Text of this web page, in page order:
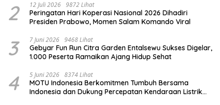
2 12 Juli 2026 9872 Lihat
Peringatan Hari Koperasi Nasional 2026 Dihadiri
Presiden Prabowo, Momen Salam Komando Viral
3 7 Juni 2026 9468 Lihat
Gebyar Fun Run Citra Garden Entalsewu Sukses Digelar,
1.000 Peserta Ramaikan Ajang Hidup Sehat
4 5 Juni 2026 8374 Lihat
MOTU Indonesia Berkomitmen Tumbuh Bersama
Indonesia dan Dukung Percepatan Kendaraan Listrik